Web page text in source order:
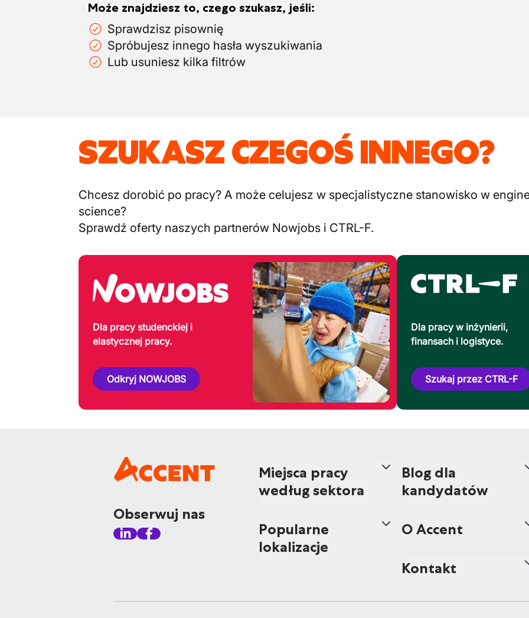
Może znajdziesz to, czego szukasz, jeśli:
Sprawdzisz pisownię
Spróbujesz innego hasła wyszukiwania
Lub usuniesz kilka filtrów
SZUKASZ CZEGOŚ INNEGO?
Chcesz dorobić po pracy? A może celujesz w specjalistyczne stanowisko w
science?
Sprawdź oferty naszych partnerów Nowjobs i CTRL-F.
Dla pracy studenckiej i
elastycznej pracy.
Odkryj NOWJOBS
Dla pracy w inżynierii,
finansach i logistyce.
Szukaj przez CTRL-F
Obserwuj nas
Miejsca pracy
według sektora
Popularne
lokalizacje
Blog dla
kandydatów
O Accent
Kontakt